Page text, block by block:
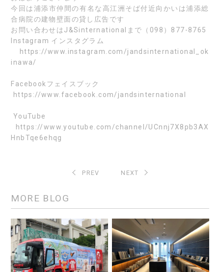
今回は浦添市仲間の有名な高江洲そば付近向かいは浦添総
合病院の建物壁面の貸し広告です
お問い合わせはJ&Sinternationalまで（098）877-8765
Instagram インスタグラム
https://www.instagram.com/jandsinternational_ok
inawa/
Facebookフェイスブック
https://www.facebook.com/jandsinternational
YouTube
https://www.youtube.com/channel/UCnnj7X8pb3AX
HnbTqe6ehqg
PREV NEXT
MORE BLOG